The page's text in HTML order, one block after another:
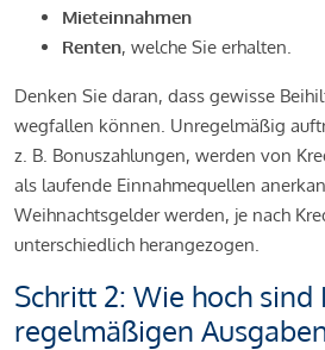
Mieteinnahmen
Renten, welche Sie erhalten.
Denken Sie daran, dass gewisse
wegfallen können. Unregelmäßig
z. B. Bonuszahlungen, werden von
als laufende Einnahmequellen
Weihnachtsgelder werden, je nach
unterschiedlich herangezogen.
Schritt 2: Wie hoch sind
regelmäßigen